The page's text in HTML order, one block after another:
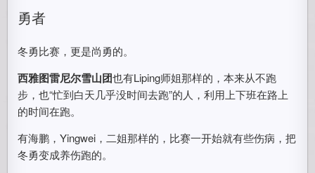
勇者
冬勇比赛，更是尚勇的。
西雅图雷尼尔雪山团也有Liping师姐那样的，本来从不跑
步，也“忙到白天几乎没时间去跑”的人，利用上下班在路上
的时间在跑。
有海鹏，Yingwei，二姐那样的，比赛一开始就有些伤病，把
冬勇变成养伤跑的。